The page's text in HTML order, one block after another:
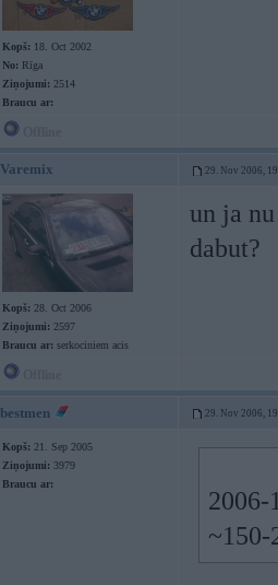
Kopš: 18. Oct 2002
No: Rīga
Ziņojumi: 2514
Braucu ar:
Varemix 29. Nov 2006,
Kopš: 28. Oct 2006
Ziņojumi: 2597
Braucu ar: serkociniem acis
un ja
dabut?
bestmen 29. Nov 2006,
Kopš: 21. Sep 2005
Ziņojumi: 3979
Braucu ar:
2006-
~150-